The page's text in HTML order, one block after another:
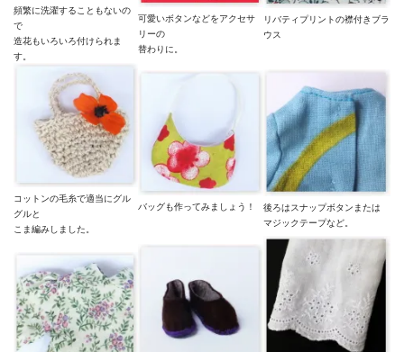
頻繁に洗濯することもないの
で
造花もいろいろ付けられま
す。
可愛いボタンなどをアクセサ
リーの
替わりに。
リバティプリントの襟付きブラ
ウス
コットンの毛糸で適当にグル
グルと
こま編みしました。
バッグも作ってみましょう！
後ろはスナップボタンまたは
マジックテープなど。